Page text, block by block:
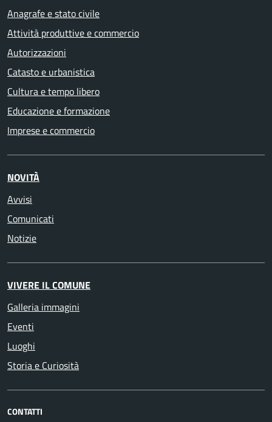
Anagrafe e stato civile
Attività produttive e commercio
Autorizzazioni
Catasto e urbanistica
Cultura e tempo libero
Educazione e formazione
Imprese e commercio
NOVITÀ
Avvisi
Comunicati
Notizie
VIVERE IL COMUNE
Galleria immagini
Eventi
Luoghi
Storia e Curiosità
CONTATTI